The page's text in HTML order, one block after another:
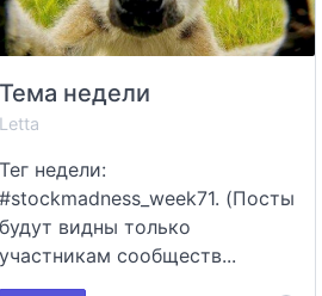
Тема недели
Letta
Тег недели:
#stockmadness_week71. (Посты
будут видны только
участникам сообществ...